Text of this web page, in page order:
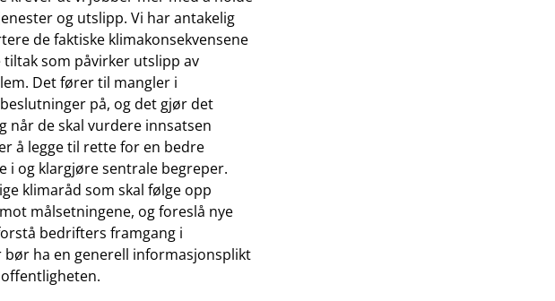
og utslipp. Vi har antakelig
de faktiske klimakonsekvensene
som påvirker utslipp av
Det fører til mangler i
på, og det gjør det
når de skal vurdere innsatsen
å legge til rette for en bedre
i og klargjøre sentrale begreper.
klimaråd som skal følge opp
målsetningene, og foreslå nye
bedrifters framgang i
ha en generell informasjonsplikt